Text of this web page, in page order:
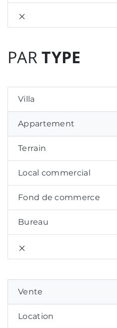
PARTYPE
Villa
Appartement
Terrain
Local commercial
Fond de commerce
Bureau
Vente
Location